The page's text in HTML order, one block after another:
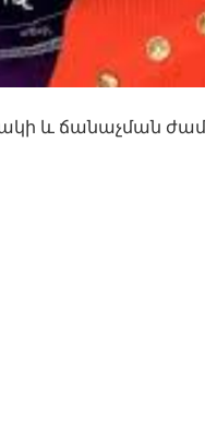
և ճանաչման